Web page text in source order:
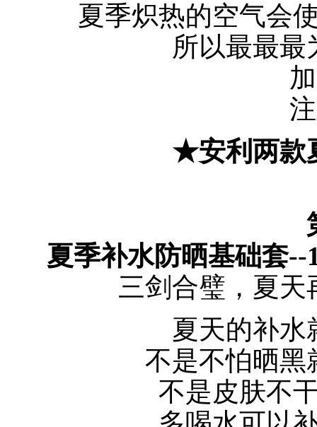
夏季炽热的空气会
所以最最最
★安利两款
夏季补水防晒基础套
三剑合璧，夏
夏天的补水
不是不怕晒黑
不是皮肤不